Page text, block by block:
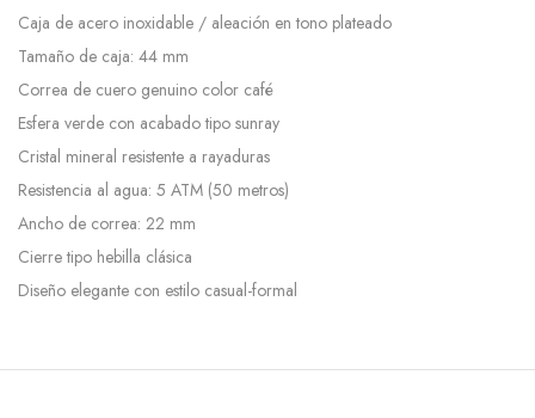
Caja de acero inoxidable / aleación en tono plateado
Tamaño de caja: 44 mm
Correa de cuero genuino color café
Esfera verde con acabado tipo sunray
Cristal mineral resistente a rayaduras
Resistencia al agua: 5 ATM (50 metros)
Ancho de correa: 22 mm
Cierre tipo hebilla clásica
Diseño elegante con estilo casual-formal